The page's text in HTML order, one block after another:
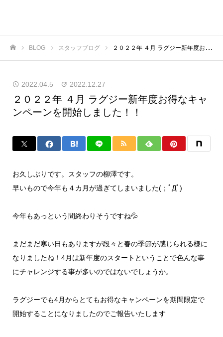
BLOG スタッフブログ ２０２２年 ４月 ラグジー新年度お得なキャンペーンを開始しました！！
2022.04.5 2022.12.27
２０２２年 ４月 ラグジー新年度お得なキャ
ンペーンを開始しました！！
お久しぶりです。スタッフの柳澤です。
早いもので今年も４カ月が過ぎてしまいました(；ﾟДﾟ)
今年もあっという間終わりそうですね💦
まだまだ寒い日もありますが段々と春の季節が感じられる様に
なりましたね！4月は新年度のスタートということで色んな事
にチャレンジする事が多いのではないでしょうか。
ラグジーでも4月からとてもお得なキャンペーンを期間限定で
開始することになりましたのでご報告いたします